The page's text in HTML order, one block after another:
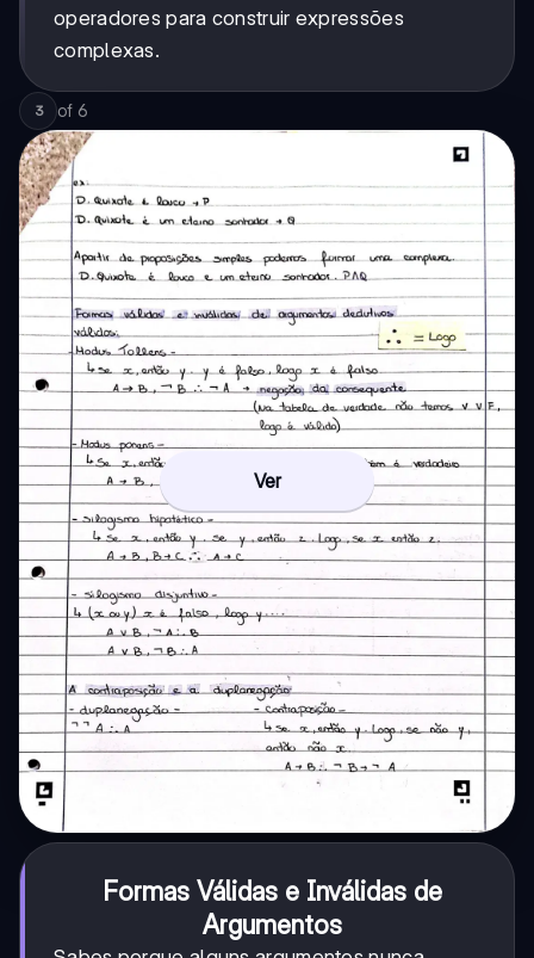
operadores para construir expressões
complexas.
3 of 6
Ver
Formas Válidas e Inválidas de
Argumentos